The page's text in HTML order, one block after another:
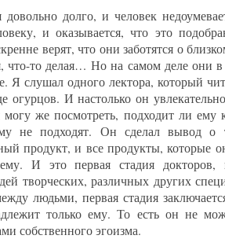
долго, и человек
и оказывается, что это
верят, что они заботятся о
что-то делая… Но на самом деле они в
Я слушал одного лектора, который
огурцов. И настолько он
же посмотреть, подходит ли ему
не подходят. Он сделал вывод о
продукт, и все продукты, которые
И это первая стадия докторов,
творческих, различных других
людьми, первая стадия
только ему. То есть он не
собственного эгоизма.